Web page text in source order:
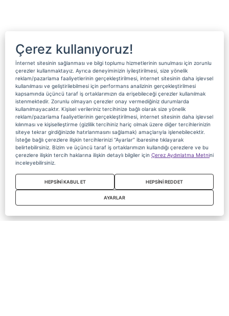
Çerez kullanıyoruz!
İnternet sitesinin sağlanması ve bilgi toplumu hizmetlerinin sunulması için zorunlu
çerezler kullanmaktayız. Ayrıca deneyiminizin iyileştirilmesi, size yönelik
reklam/pazarlama faaliyetlerinin gerçekleştirilmesi, internet sitesinin daha işlevsel
kullanılması ve geliştirilebilmesi için performans analizinin gerçekleştirilmesi
kapsamında üçüncü taraf iş ortaklarımızın da erişebileceği çerezler kullanılmak
istenmektedir. Zorunlu olmayan çerezler onay vermediğiniz durumlarda
kullanılmayacaktır. Kişisel verileriniz tercihinize bağlı olarak size yönelik
reklam/pazarlama faaliyetlerinin gerçekleştirilmesi, internet sitesinin daha işlevsel
kılınması ve kişiselleştirme (gizlilik tercihiniz hariç olmak üzere diğer tercihlerinizin
siteye tekrar girdiğinizde hatırlanmasını sağlamak) amaçlarıyla işlenebilecektir.
İsteğe bağlı çerezlere ilişkin tercihlerinizi “Ayarlar” ibaresine tıklayarak
belirtebilirsiniz. Bizim ve üçüncü taraf iş ortaklarımızın kullandığı çerezlere ve bu
çerezlere ilişkin tercih haklarına ilişkin detaylı bilgiler için Çerez Aydınlatma Metnini
inceleyebilirsiniz.
HEPSİNİ KABUL ET HEPSİNİ REDDET
AYARLAR